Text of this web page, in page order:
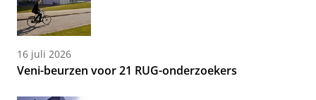
16 juli 2026
Veni-beurzen voor 21 RUG-onderzoekers